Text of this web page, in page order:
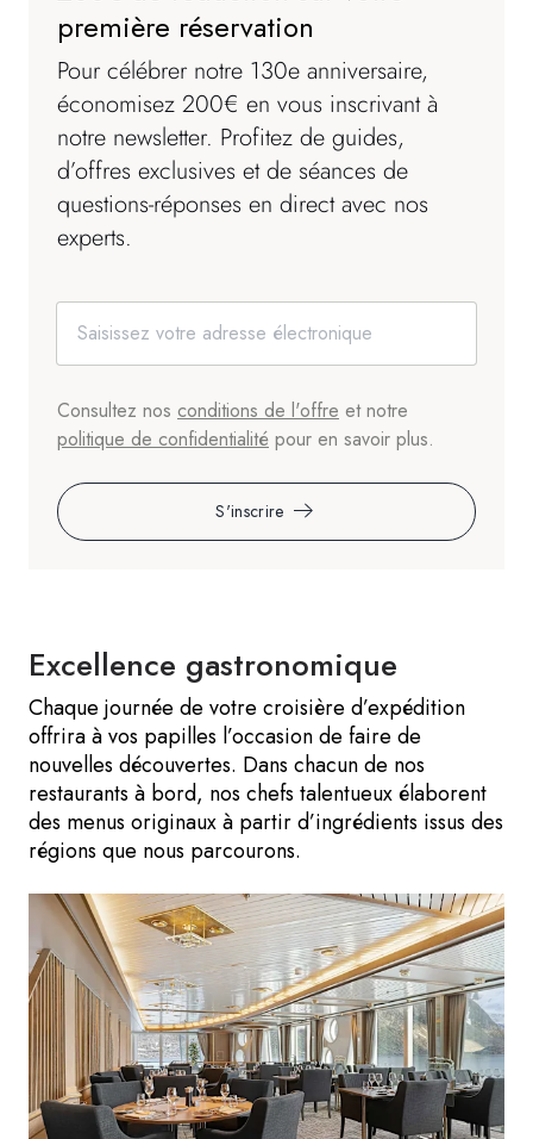
première réservation
Pour célébrer notre 130e anniversaire,
économisez 200€ en vous inscrivant à
notre newsletter. Profitez de guides,
d’offres exclusives et de séances de
questions-réponses en direct avec nos
experts.
S'inscrire
Consultez nos conditions de l'offre et notre
politique de confidentialité pour en savoir plus.
Excellence gastronomique
Chaque journée de votre croisière d’expédition
offrira à vos papilles l’occasion de faire de
nouvelles découvertes. Dans chacun de nos
restaurants à bord, nos chefs talentueux élaborent
des menus originaux à partir d’ingrédients issus des
régions que nous parcourons.